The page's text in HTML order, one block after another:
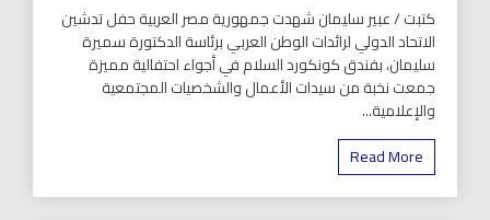
كتبت / عبير سليمان شهدت جمهورية مصر العربية حفل تدشين
الاتحاد الدولي لرائدات الوطن العربي برئاسة الدكتورة سميرة
سليمان، بفندق كونكورد السلام في أجواء احتفالية مميزة
جمعت نخبة من سيدات الأعمال والشخصيات المجتمعية
والإعلامية...
Read More